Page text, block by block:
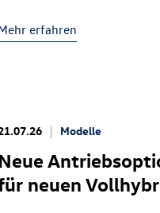
erfahren
Modelle
neuen